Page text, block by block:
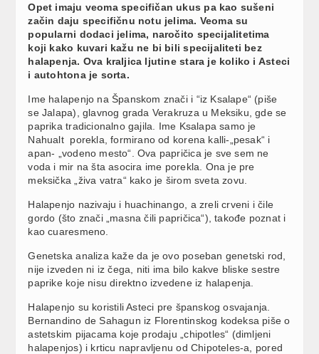
Opet imaju veoma specifičan ukus pa kao sušeni
začin daju specifičnu notu jelima. Veoma su
popularni dodaci jelima, naročito specijalitetima
koji kako kuvari kažu ne bi bili specijaliteti bez
halapenja. Ova kraljica ljutine stara je koliko i Asteci
i autohtona je sorta.
Ime halapenjo na Španskom znači i “iz Ksalape“ (piše
se Jalapa), glavnog grada Verakruza u Meksiku, gde se
paprika tradicionalno gajila. Ime Ksalapa samo je
Nahualt porekla, formirano od korena kalli-„pesak“ i
apan- „vodeno mesto“. Ova papričica je sve sem ne
voda i mir na šta asocira ime porekla. Ona je pre
meksička „živa vatra“ kako je širom sveta zovu.
Halapenjo nazivaju i huachinango, a zreli crveni i čile
gordo (što znači „masna čili papričica“), takođe poznat i
kao cuaresmeno.
Genetska analiza kaže da je ovo poseban genetski rod,
nije izveden ni iz čega, niti ima bilo kakve bliske sestre
paprike koje nisu direktno izvedene iz halapenja.
Halapenjo su koristili Asteci pre španskog osvajanja.
Bernandino de Sahagun iz Florentinskog kodeksa piše o
astetskim pijacama koje prodaju „chipotles“ (dimljeni
halapenjos) i krticu napravljenu od Chipoteles-a, pored